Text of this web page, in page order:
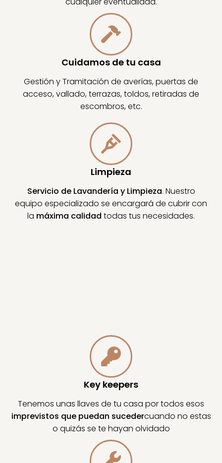
Cuidamos de tu casa
Gestión y Tramitación de averías, puertas de
acceso, vallado, terrazas, toldos, retiradas de
escombros, etc.
Limpieza
Servicio de Lavandería y Limpieza. Nuestro
equipo especializado se encargará de cubrir con
la máxima calidad todas tus necesidades.
Key keepers
Tenemos unas llaves de tu casa por todos esos
imprevistos que puedan sucedercuando no estas
o quizás se te hayan olvidado